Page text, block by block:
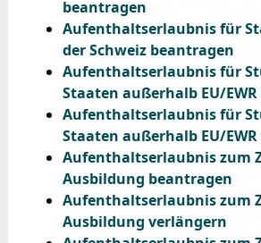
beantragen
Aufenthaltserlaubnis für
der Schweiz beantragen
Aufenthaltserlaubnis für
Staaten außerhalb EU/
Aufenthaltserlaubnis für
Staaten außerhalb EU/
Aufenthaltserlaubnis zum
Ausbildung beantragen
Aufenthaltserlaubnis zum
Ausbildung verlängern